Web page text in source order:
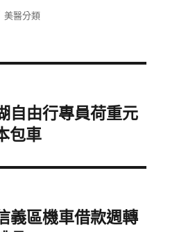
分
美醫分類
自由行專員荷重元
包車
義區機車借款週轉